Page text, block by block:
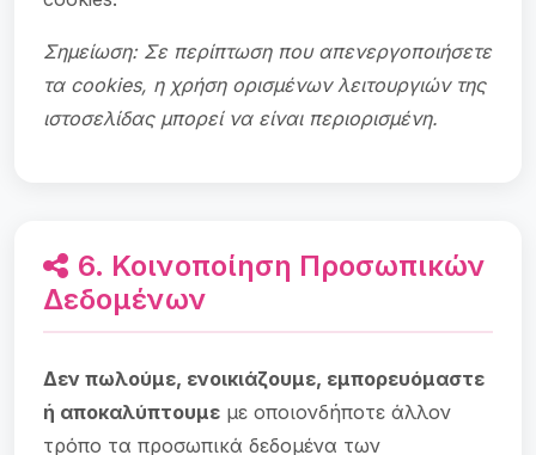
Σημείωση: Σε περίπτωση που απενεργοποιήσετε
τα cookies, η χρήση ορισμένων λειτουργιών της
ιστοσελίδας μπορεί να είναι περιορισμένη.
6. Κοινοποίηση Προσωπικών
Δεδομένων
Δεν πωλούμε, ενοικιάζουμε, εμπορευόμαστε
ή αποκαλύπτουμε με οποιονδήποτε άλλον
τρόπο τα προσωπικά δεδομένα των